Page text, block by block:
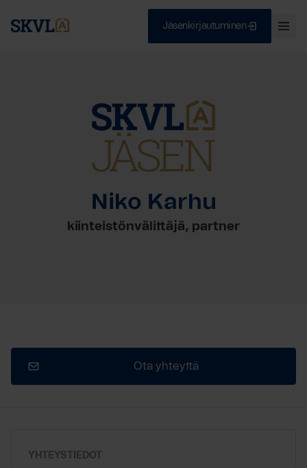
Jäsenkirjautuminen
Niko Karhu
kiinteistönvälittäjä, partner
Ota yhteyttä
YHTEYSTIEDOT